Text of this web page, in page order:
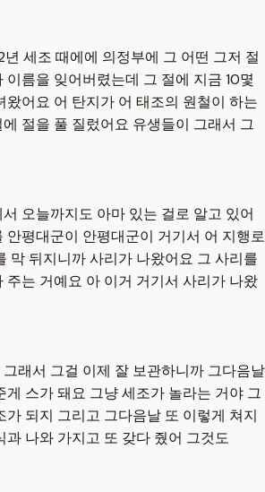
세조 때에에 의정부에 그 어떤 그저 절
이름을 잊어버렸는데 그 절에 지금 10몇
왔어요 어 탄지가 어 태조의 원철이 하는
절을 풀 질렀어요 유생들이 그래서 그
오늘까지도 아마 있는 걸로 알고 있어
안평대군이 안평대군이 거기서 어 지행로
막 뒤지니까 사리가 나왔어요 그 사리를
주는 거예요 아 이거 거기서 사리가 나왔
래서 그걸 이제 잘 보관하니까 그다음날
게 스가 돼요 그냥 세조가 놀라는 거야 그
가 되지 그리고 그다음날 또 이렇게 쳐지
과 나와 가지고 또 갖다 줬어 그것도